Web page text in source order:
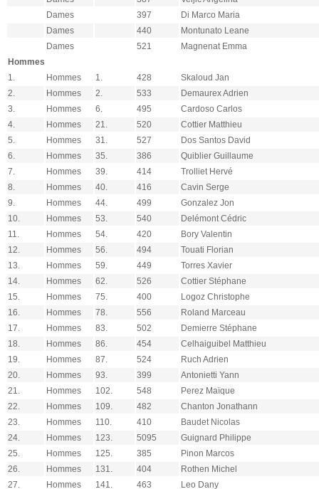
Dames
397
Di Marco Maria
Dames
440
Montunato Leane
Dames
521
Magnenat Emma
Hommes
1.
Hommes 1. 428
Skaloud Jan
2.
Hommes 2. 533
Demaurex Adrien
3.
Hommes 6. 495
Cardoso Carlos
4.
Hommes 21. 520
Cottier Matthieu
5.
Hommes 31. 527
Dos Santos David
6.
Hommes 35. 386
Quiblier Guillaume
7.
Hommes 39. 414
Trolliet Hervé
8.
Hommes 40. 416
Cavin Serge
9.
Hommes 44. 499
Gonzalez Jon
10.
Hommes 53. 540
Delémont Cédric
11.
Hommes 54. 420
Bory Valentin
12.
Hommes 56. 494
Touati Florian
13.
Hommes 59. 449
Torres Xavier
14.
Hommes 62. 526
Cottier Stéphane
15.
Hommes 75. 400
Logoz Christophe
16.
Hommes 78. 556
Roland Marceau
17.
Hommes 83. 502
Demierre Stéphane
18.
Hommes 86. 454
Celhaiguibel Matthieu
19.
Hommes 87. 524
Ruch Adrien
20.
Hommes 93. 399
Antonietti Yann
21.
Hommes 102. 548
Perez Maïque
22.
Hommes 109. 482
Chanton Jonathann
23.
Hommes 110. 410
Baudet Nicolas
24.
Hommes 123. 5095
Guignard Philippe
25.
Hommes 125. 385
Pinon Marcos
26.
Hommes 131. 404
Rothen Michel
27.
Hommes 141. 463
Leo Dany